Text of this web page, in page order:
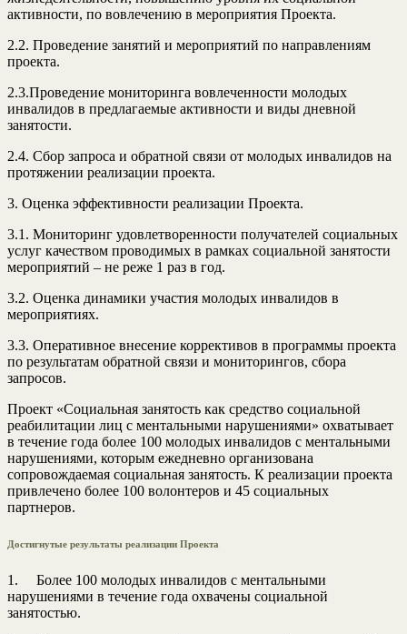
активности, по вовлечению в мероприятия Проекта.
2.2. Проведение занятий и мероприятий по направлениям
проекта.
2.3.Проведение мониторинга вовлеченности молодых
инвалидов в предлагаемые активности и виды дневной
занятости.
2.4. Сбор запроса и обратной связи от молодых инвалидов на
протяжении реализации проекта.
3. Оценка эффективности реализации Проекта.
3.1. Мониторинг удовлетворенности получателей социальных
услуг качеством проводимых в рамках социальной занятости
мероприятий – не реже 1 раз в год.
3.2. Оценка динамики участия молодых инвалидов в
мероприятиях.
3.3. Оперативное внесение коррективов в программы проекта
по результатам обратной связи и мониторингов, сбора
запросов.
Проект «Социальная занятость как средство социальной
реабилитации лиц с ментальными нарушениями» охватывает
в течение года более 100 молодых инвалидов с ментальными
нарушениями, которым ежедневно организована
сопровождаемая социальная занятость. К реализации проекта
привлечено более 100 волонтеров и 45 социальных
партнеров.
Достигнутые результаты реализации Проекта
1. Более 100 молодых инвалидов с ментальными
нарушениями в течение года охвачены социальной
занятостью.